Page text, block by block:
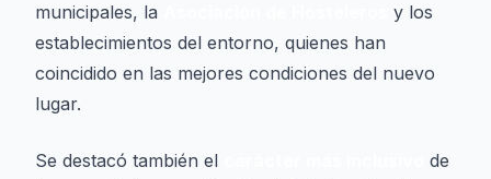
municipales, la
y los
establecimientos del entorno, quienes han
coincidido en las mejores condiciones del nuevo
lugar.
Se destacó también el
de